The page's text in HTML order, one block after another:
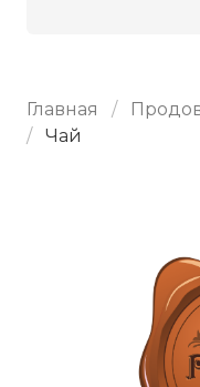
Главная
Чай